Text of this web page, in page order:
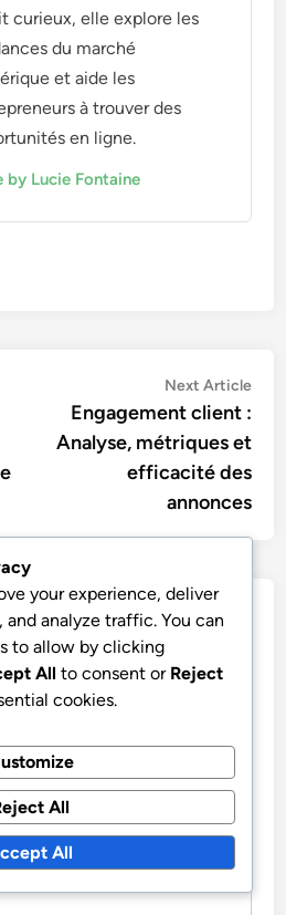
curieux, elle explore les
du marché
et aide les
à trouver des
en ligne.
by Lucie Fontaine
Next Article
Engagement client :
Analyse, métriques et
efficacité des
annonces
be published. Required fields
your experience, deliver
analyze traffic. You can
to allow by clicking
All to consent or Reject
cookies.
All
All